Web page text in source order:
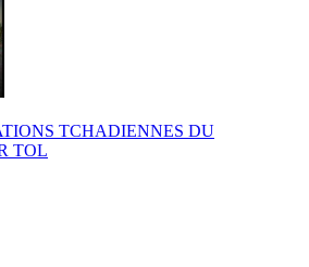
TCHADIENNES DU
TOL